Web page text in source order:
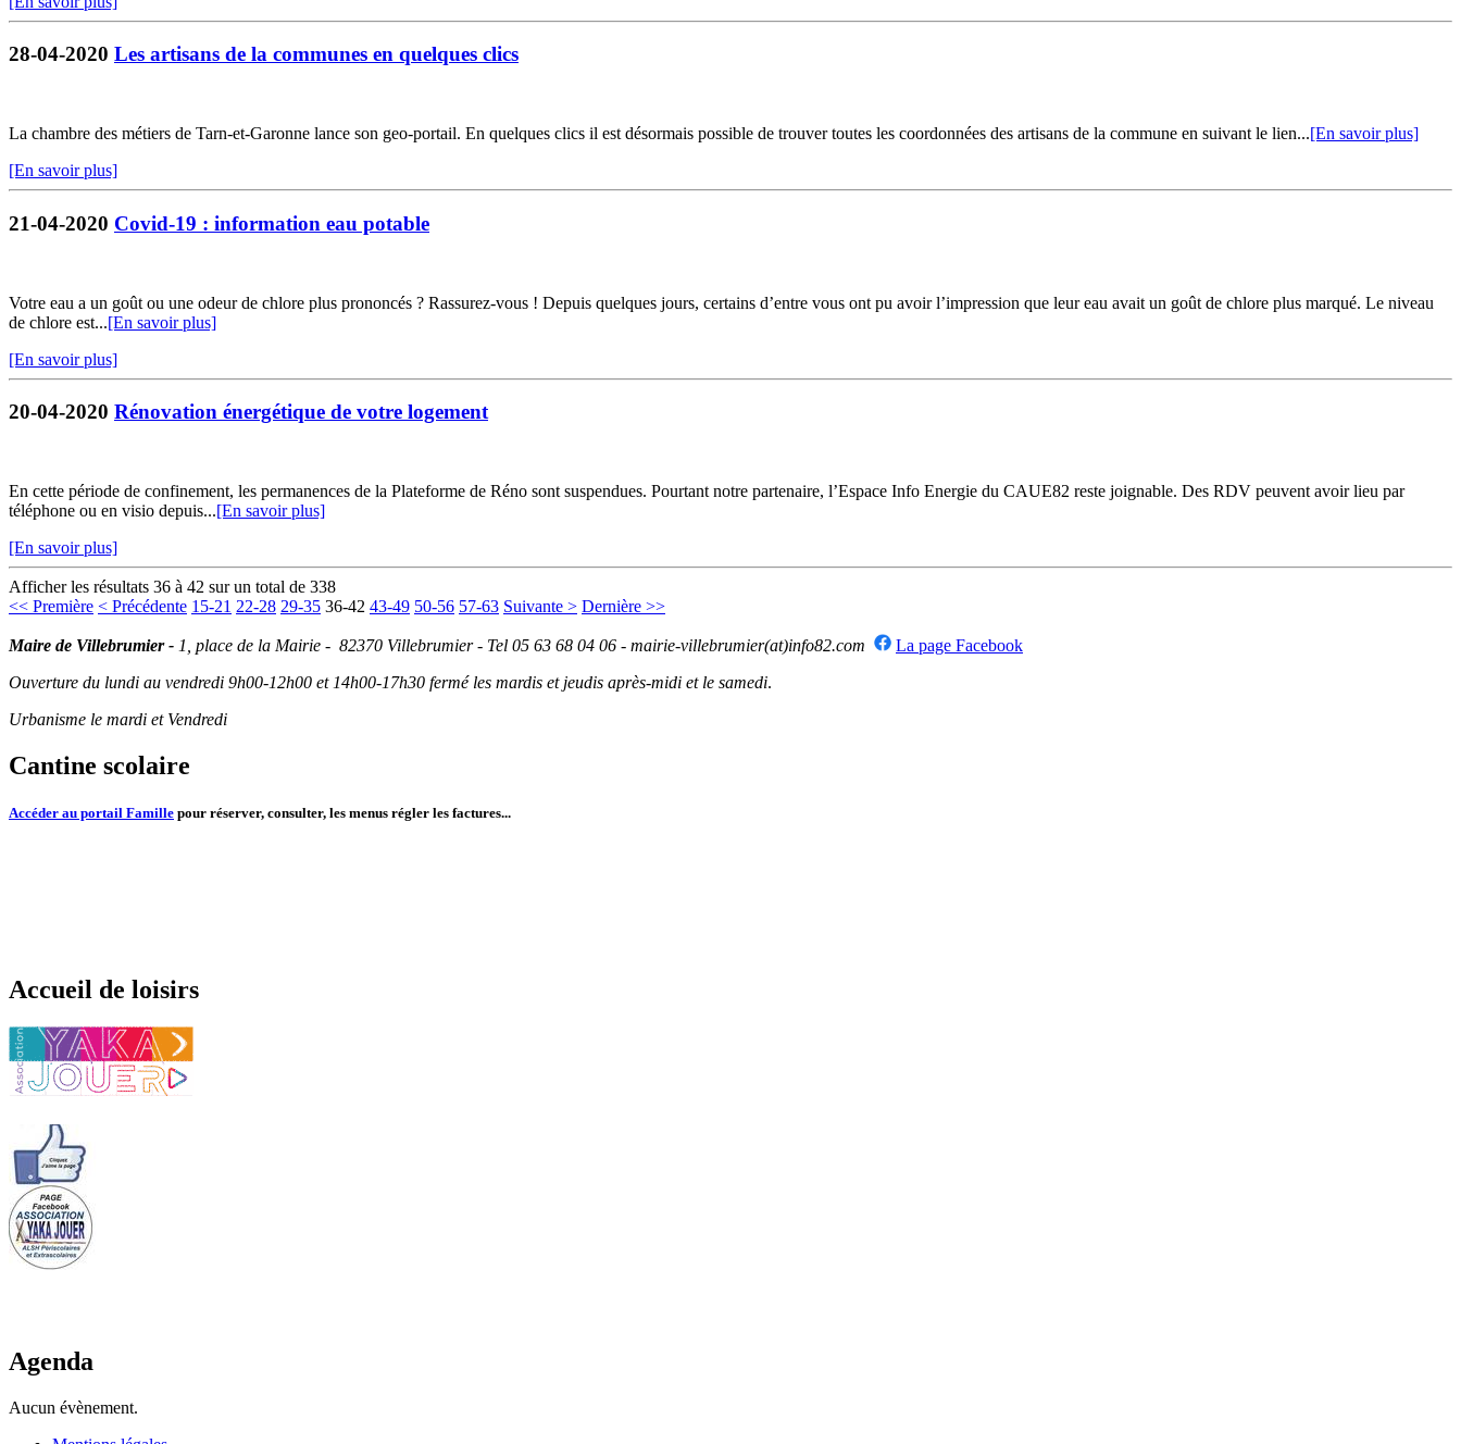
28-04-2020 Les artisans de la communes en quelques clics
La chambre des métiers de Tarn-et-Garonne lance son geo-portail. En quelques clics il est désormais possible de trouver toutes les coordonnées des artisans de la commune en suivant le lien...[En savoir plus]
[En savoir plus]
21-04-2020 Covid-19 : information eau potable
Votre eau a un goût ou une odeur de chlore plus prononcés ? Rassurez-vous ! Depuis quelques jours, certains d’entre vous ont pu avoir l’impression que leur eau avait un goût de chlore plus marqué. Le niveau
de chlore est...[En savoir plus]
[En savoir plus]
20-04-2020 Rénovation énergétique de votre logement
En cette période de confinement, les permanences de la Plateforme de Réno sont suspendues. Pourtant notre partenaire, l’Espace Info Energie du CAUE82 reste joignable. Des RDV peuvent avoir lieu par
téléphone ou en visio depuis...[En savoir plus]
[En savoir plus]
Afficher les résultats 36 à 42 sur un total de 338
<< Première < Précédente 15-21 22-28 29-35 36-42 43-49 50-56 57-63 Suivante > Dernière >>
Maire de Villebrumier - 1, place de la Mairie - 82370 Villebrumier - Tel 05 63 68 04 06 - mairie-villebrumier(at)info82.com
La page Facebook
Ouverture du lundi au vendredi 9h00-12h00 et 14h00-17h30 fermé les mardis et jeudis après-midi et le samedi.
Urbanisme le mardi et Vendredi
Cantine scolaire
Accéder au portail Famille pour réserver, consulter, les menus régler les factures...
Accueil de loisirs
Agenda
Aucun évènement.